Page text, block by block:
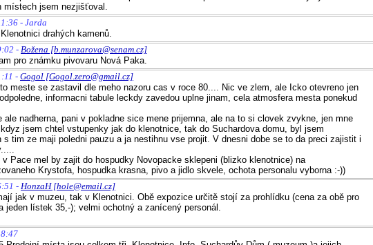
místech jsem nezjišťoval.
- Jarda
drahých kamenů.
- Božena [b.munzarova@senam.cz]
pro známku pivovaru Nová Paka.
- Gogol [Gogol.zero@gmail.cz]
meste se zastavil dle meho nazoru cas v roce 80.... Nic ve zlem, ale Icko otevreno jen
informacni tabule leckdy zavedou uplne jinam, cela atmosfera mesta ponekud
ale nadherna, pani v pokladne sice mene prijemna, ale na to si clovek zvykne, jen mne
jsem chtel vstupenky jak do klenotnice, tak do Suchardova domu, byl jsem
s tim ze maji poledni pauzu a ja nestihnu vse projit. V dnesni dobe se to da preci zajistit i
v Pace mel by zajit do hospudky Novopacke sklepeni (blizko klenotnice) na
Krystofa, hospudka krasna, pivo a jidlo skvele, ochota personalu vyborna :-))
- HonzaH [hole@email.cz]
jak v muzeu, tak v Klenotnici. Obě expozice určitě stojí za prohlídku (cena za obě pro
jeden lístek 35,-); velmi ochotný a zanícený personál.